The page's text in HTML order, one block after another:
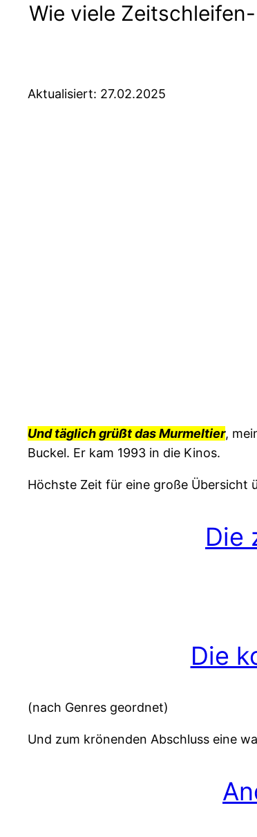
Wie viele
Aktualisiert: 27.02.2025
Und täglich grüßt das Murmeltier,
Buckel. Er kam 1993 in die Kinos.
Höchste Zeit für eine große Übersicht
Die
Die
(nach Genres geordnet)
Und zum krönenden Abschluss eine